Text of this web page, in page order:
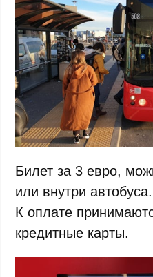
Билет за 3 евро,
или внутри
К оплате
кредитные карты.